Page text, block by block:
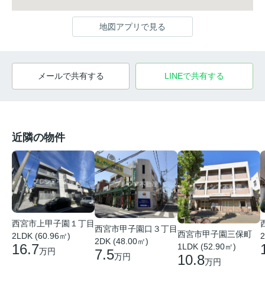
地図アプリで見る
メールで共有する LINEで共有する
近隣の物件
西宮市上甲子園１丁目
2LDK (60.96㎡)
16.7万円
西宮市甲子園口３丁目
2DK (48.00㎡)
7.5万円
西宮市甲子園三保町
1LDK (52.90㎡)
10.8万円